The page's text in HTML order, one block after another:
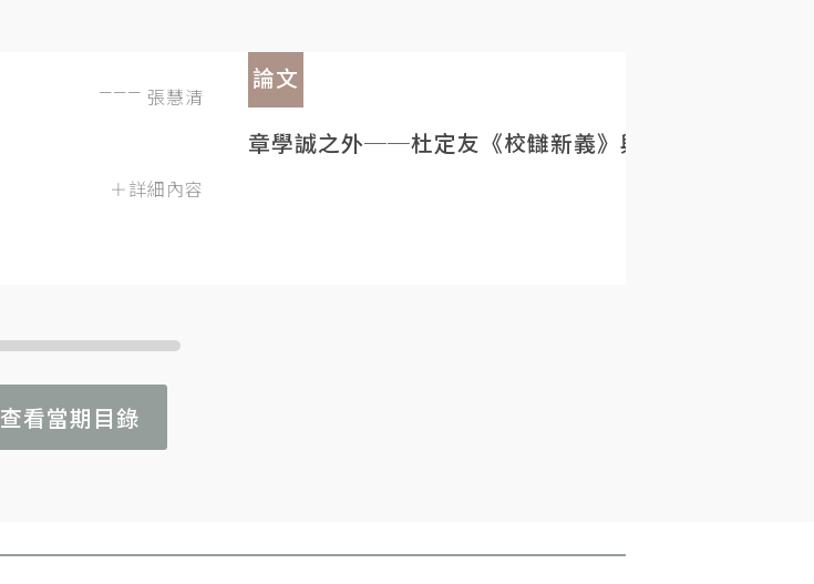
張慧清
＋詳細內容
論文
章學誠之外──杜定友《校讎新義》與民初目錄學的重
查看當期目錄